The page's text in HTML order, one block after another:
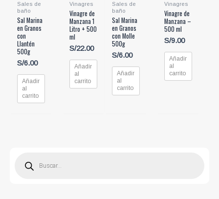
Sales de
baño
Sal Marina
en Granos
con
Llantén
500g
S/6.00
Añadir
al
carrito
Vinagres
Vinagre de
Manzana 1
Litro + 500
ml
S/22.00
Añadir
al
carrito
Sales de
baño
Sal Marina
en Granos
con Molle
500g
S/6.00
Añadir
al
carrito
Vinagres
Vinagre de
Manzana –
500 ml
S/9.00
Añadir
al
carrito